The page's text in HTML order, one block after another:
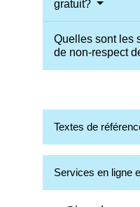
gratuit?
Quelles sont les
de non-respect
Textes de
Services en ligne